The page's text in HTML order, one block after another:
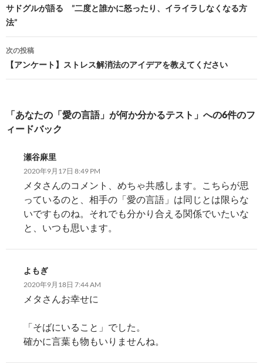
稿
ナ
ビ
ゲ
シ
ョ
サドグルが語る ”二度と誰かに怒ったり、イライラしなくなる方
法”
次の投稿
【アンケート】ストレス解消法のアイデアを教えてください
「あなたの「愛の言語」が何か分かるテスト」への6件のフ
ィードバック
瀬谷麻里
2020年9月17日 8:49 PM
メタさんのコメント、めちゃ共感します。こちらが思
っているのと、相手の「愛の言語」は同じとは限らな
いですものね。それでも分かり合える関係でいたいな
と、いつも思います。
よもぎ
2020年9月18日 7:44 AM
メタさんお幸せに
「そばにいること」でした。
確かに言葉も物もいりませんね。